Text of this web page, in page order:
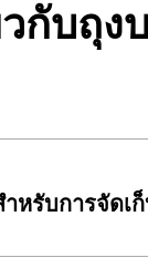
กับถุ
หรับการจัดเ